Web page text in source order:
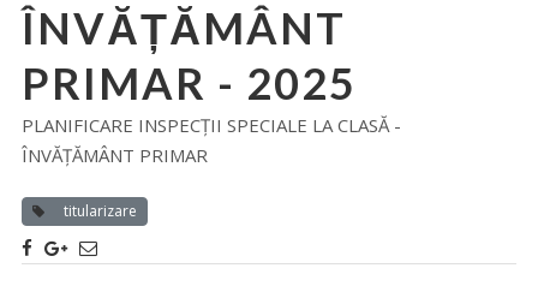
ÎNVĂȚĂMÂNT
PRIMAR - 2025
PLANIFICARE INSPECȚII SPECIALE LA CLASĂ -
ÎNVĂȚĂMÂNT PRIMAR
titularizare